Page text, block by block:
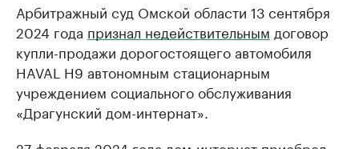
Арбитражный суд Омской области 13 сентября
2024 года признал недействительным договор
купли-продажи дорогостоящего автомобиля
HAVAL H9 автономным стационарным
учреждением социального обслуживания
«Драгунский дом-интернат».